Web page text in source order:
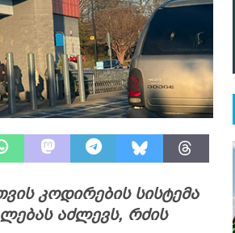
კოდირების სისტემა
აძლევს, რძის